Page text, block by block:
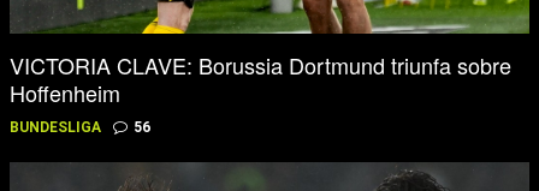
VICTORIA CLAVE: Borussia Dortmund triunfa sobre
Hoffenheim
BUNDESLIGA 56